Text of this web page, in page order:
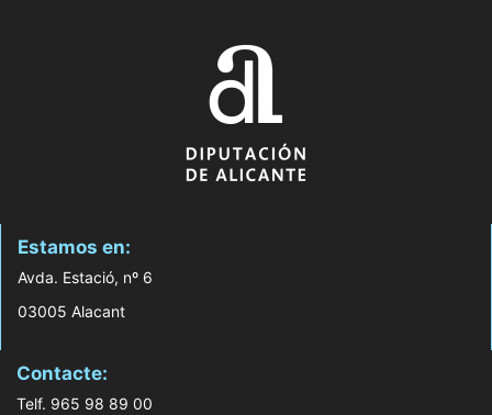
Estamos en:
Avda. Estació, nº 6
03005 Alacant
Contacte:
Telf. 965 98 89 00